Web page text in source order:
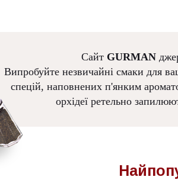
Сайт GURMAN
Випробуйте незвичайні смаки для
спецій, наповнених п'янким
орхідеї ретельно